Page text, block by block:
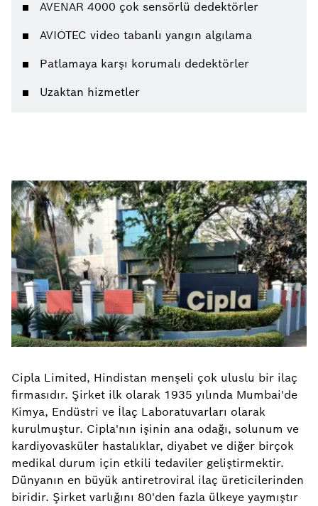
AVENAR 4000 çok sensörlü dedektörler
AVIOTEC video tabanlı yangın algılama
Patlamaya karşı korumalı dedektörler
Uzaktan hizmetler
Cipla Limited, Hindistan menşeli çok uluslu bir ilaç
firmasıdır. Şirket ilk olarak 1935 yılında Mumbai'de
Kimya, Endüstri ve İlaç Laboratuvarları olarak
kurulmuştur. Cipla'nın işinin ana odağı, solunum ve
kardiyovasküler hastalıklar, diyabet ve diğer birçok
medikal durum için etkili tedaviler geliştirmektir.
Dünyanın en büyük antiretroviral ilaç üreticilerinden
biridir. Şirket varlığını 80'den fazla ülkeye yaymıştır